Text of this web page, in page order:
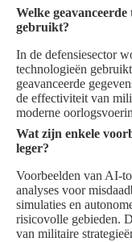
Welke
gebruikt?
In de defensiesector
technologieën
geavanceerde
de effectiviteit van
moderne
Wat zijn enkele
leger?
Voorbeelden van AI-
analyses voor
simulaties en
risicovolle gebieden.
van militaire